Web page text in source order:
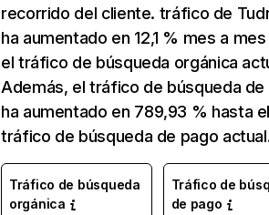
recorrido del cliente. tráfico de
ha aumentado en 12,1 % mes a
el tráfico de búsqueda orgánica
Además, el tráfico de búsqueda de
ha aumentado en 789,93 % hasta
tráfico de búsqueda de pago
Tráfico de búsqueda
orgánica
Tráfico de
de pago